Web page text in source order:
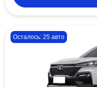
Осталось: 25 авто